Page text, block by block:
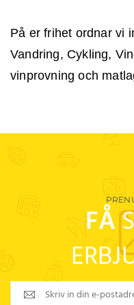
På er frihet ordnar vi
Vandring, Cykling,
vinprovning och
FÅ